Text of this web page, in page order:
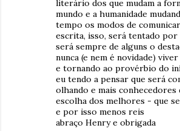
literário dos que mudam a
mundo e a humanidade
tempo os modos de
escrita, isso, será tentado por
será sempre de alguns o
nunca (e nem é novidade)
e tornando ao provérbio do
eu tendo a pensar que será
olhando e mais conhecedores
escolha dos melhores - que
e por isso menos reis
abraço Henry e obrigada